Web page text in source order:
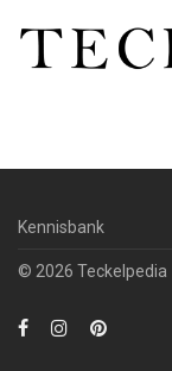
Kennisbank
© 2026 Teckelpedia